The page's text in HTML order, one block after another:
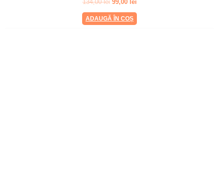
134,00lei 99,00 lei
ADAUGĂ ÎN COȘ